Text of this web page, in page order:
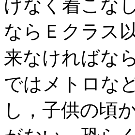
げなく着こな
ならＥクラス
来なければな
ではメトロな
し，子供の頃